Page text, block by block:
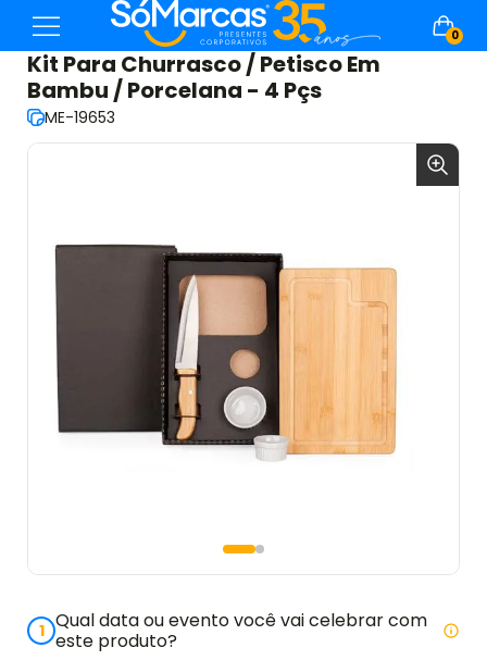
0
Kit Para Churrasco / Petisco Em
Bambu / Porcelana - 4 Pçs
ME-19653
1 Qual data ou evento você vai celebrar com
este produto?